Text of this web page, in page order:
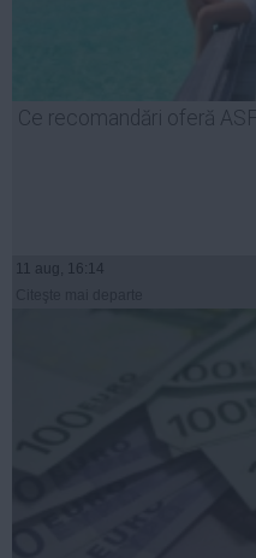
Ce recomandări oferă
11 aug, 16:14